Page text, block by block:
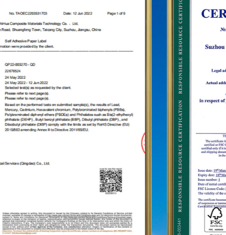
Tyskland, Japan, Sydkorea, Brasilien, Mexico,
Rusland, Mellemøsten og så videre, der dækker
Asien, Europa, Amerika, Afrika og andre regioner
og er blevet en langsigtet stabil leverandør.